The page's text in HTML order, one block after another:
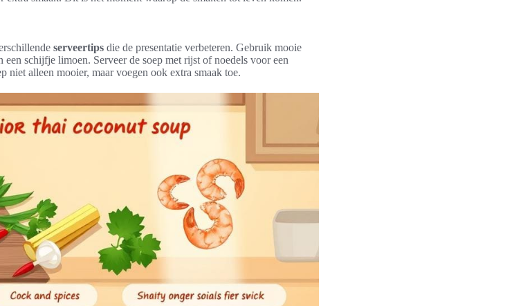
serveertips die de presentatie verbeteren. Gebruik mooie
een schijfje limoen. Serveer de soep met rijst of noedels voor een
niet alleen mooier, maar voegen ook extra smaak toe.